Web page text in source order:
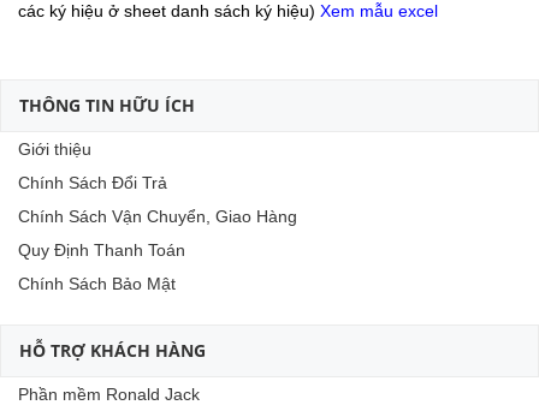
các ký hiệu ở sheet danh sách ký hiệu) Xem mẫu excel
THÔNG TIN HỮU ÍCH
Giới thiệu
Chính Sách Đổi Trả
Chính Sách Vận Chuyển, Giao Hàng
Quy Định Thanh Toán
Chính Sách Bảo Mật
HỖ TRỢ KHÁCH HÀNG
Phần mềm Ronald Jack